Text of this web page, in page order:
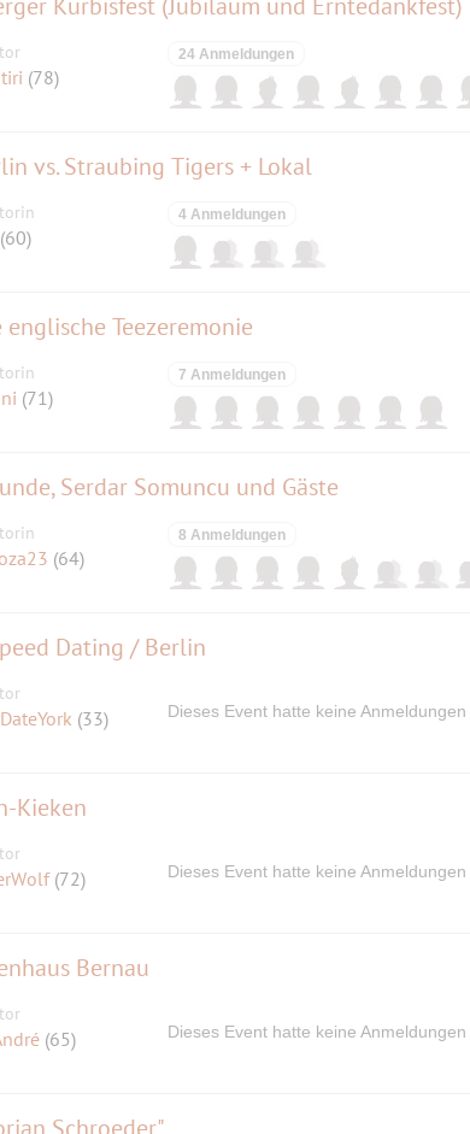
(78)
24 Anmeldungen
vs. Straubing Tigers + Lokal
(60)
4 Anmeldungen
Teezeremonie
(71)
7 Anmeldungen
Serdar Somuncu und Gäste
(64)
8 Anmeldungen
Dating / Berlin
(33) Dieses Event hatte keine Anmeldungen
Kieken
(72) Dieses Event hatte keine Anmeldungen
Bernau
(65) Dieses Event hatte keine Anmeldungen